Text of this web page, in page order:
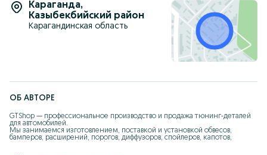
Караганда,
Казыбекбийский район
Карагандинская область
ОБ АВТОРЕ
GTShop — профессиональное производство и продажа тюнинг-деталей
для автомобилей.
Мы занимаемся изготовлением, поставкой и установкой обвесов,
бамперов, расширений, порогов, диффузоров, спойлеров, капотов,